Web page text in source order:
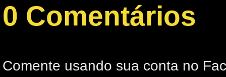
0 Comentários
Comente usando sua conta no